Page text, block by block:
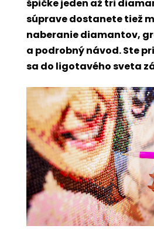
špičke jeden až tri
súprave dostanete tiež
naberanie diamantov,
a podrobný návod. Ste
sa do ligotavého sveta